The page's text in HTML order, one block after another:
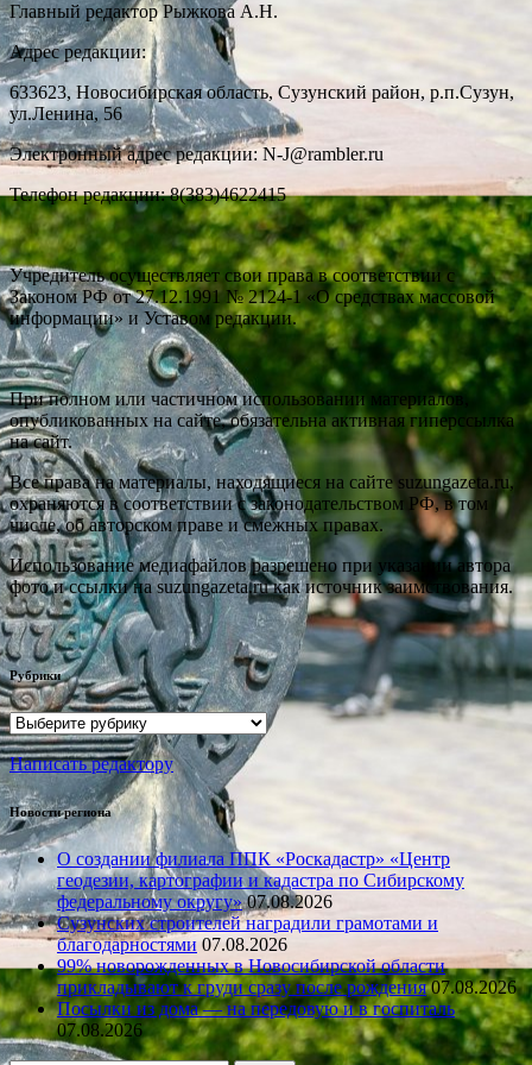
Главный редактор Рыжкова А.Н.
Адрес редакции:
633623, Новосибирская область, Сузунский район, р.п.Сузун,
ул.Ленина, 56
Электронный адрес редакции: N-J@rambler.ru
Телефон редакции: 8(383)4622415
Учредитель осуществляет свои права в соответствии с
Законом РФ от 27.12.1991 № 2124-1 «О средствах массовой
информации» и Уставом редакции.
При полном или частичном использовании материалов,
опубликованных на сайте, обязательна активная гиперссылка
на сайт.
Все права на материалы, находящиеся на сайте suzungazeta.ru,
охраняются в соответствии с законодательством РФ, в том
числе, об авторском праве и смежных правах.
Использование медиафайлов разрешено при указании автора
фото и ссылки на suzungazeta.ru как источник заимствования.
Рубрики
Рубрики
Написать редактору
Новости региона
О создании филиала ППК «Роскадастр» «Центр
геодезии, картографии и кадастра по Сибирскому
федеральному округу» 07.08.2026
Сузунских строителей наградили грамотами и
благодарностями 07.08.2026
99% новорожденных в Новосибирской области
прикладывают к груди сразу после рождения 07.08.2026
Посылки из дома — на передовую и в госпиталь
07.08.2026